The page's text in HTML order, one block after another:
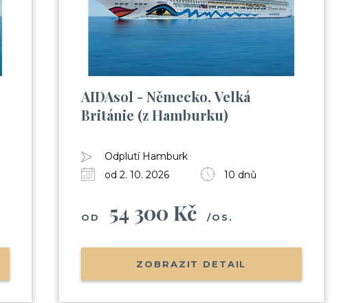
AIDAsol - Německo, Velká
Británie (z Hamburku)
Odplutí Hamburk
od 2. 10. 2026
10 dnů
OD 54 300 Kč /OS.
ZOBRAZIT DETAIL